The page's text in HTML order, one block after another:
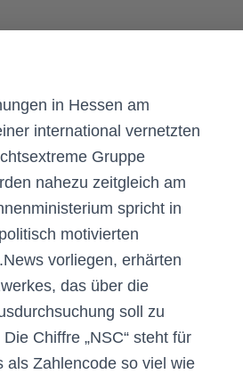
in Hessen am
international vernetzten
Gruppe
nahezu zeitgleich am
spricht in
motivierten
vorliegen, erhärten
das über die
soll zu
Chiffre „NSC“ steht für
als Zahlencode so viel wie